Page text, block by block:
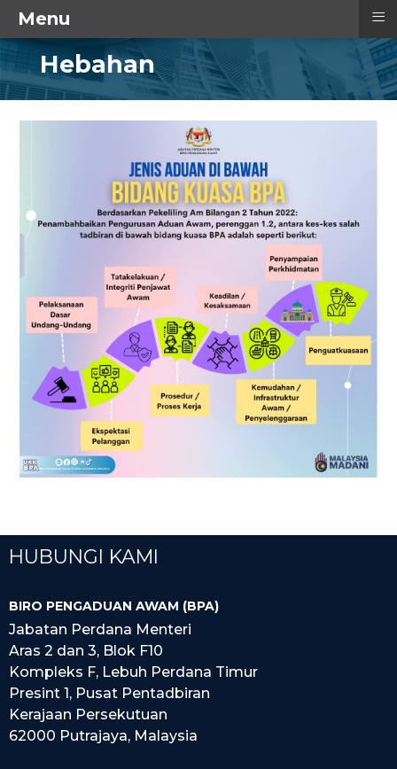
Hebahan
HUBUNGI KAMI
BIRO PENGADUAN AWAM (BPA)
Jabatan Perdana Menteri
Aras 2 dan 3, Blok F10
Kompleks F, Lebuh Perdana Timur
Presint 1, Pusat Pentadbiran
Kerajaan Persekutuan
62000 Putrajaya, Malaysia
Menu ≡